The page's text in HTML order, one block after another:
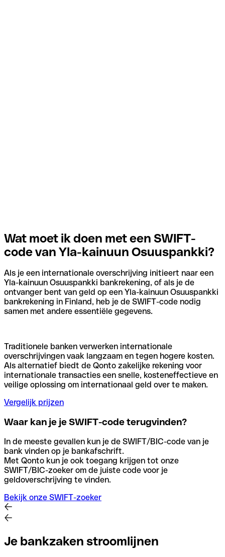
Wat moet ik doen met een SWIFT-
code van Yla-kainuun Osuuspankki?
Als je een internationale overschrijving initieert naar een
Yla-kainuun Osuuspankki bankrekening, of als je de
ontvanger bent van geld op een Yla-kainuun Osuuspankki
bankrekening in Finland, heb je de SWIFT-code nodig
samen met andere essentiële gegevens.
Traditionele banken verwerken internationale
overschrijvingen vaak langzaam en tegen hogere kosten.
Als alternatief biedt de Qonto zakelijke rekening voor
internationale transacties een snelle, kosteneffectieve en
veilige oplossing om internationaal geld over te maken.
Vergelijk prijzen
Waar kan je je SWIFT-code terugvinden?
In de meeste gevallen kun je de SWIFT/BIC-code van je
bank vinden op je bankafschrift.
Met Qonto kun je ook toegang krijgen tot onze
SWIFT/BIC-zoeker om de juiste code voor je
geldoverschrijving te vinden.
Bekijk onze SWIFT-zoeker
Je bankzaken stroomlijnen